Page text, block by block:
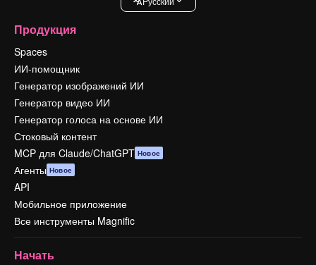
Продукция
Spaces
ИИ-помощник
Генератор изображений ИИ
Генератор видео ИИ
Генератор голоса на основе ИИ
Стоковый контент
MCP для Claude/ChatGPT Новое
Агенты Новое
API
Мобильное приложение
Все инструменты Magnific
Начать